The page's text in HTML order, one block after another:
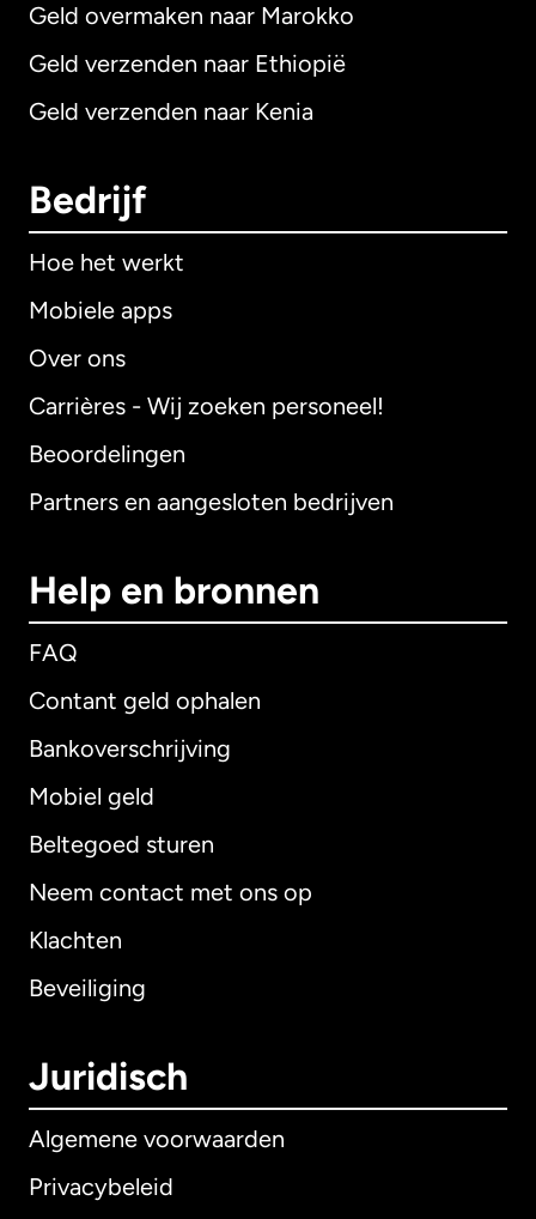
Geld overmaken naar Marokko
Geld verzenden naar Ethiopië
Geld verzenden naar Kenia
Bedrijf
Hoe het werkt
Mobiele apps
Over ons
Carrières - Wij zoeken personeel!
Beoordelingen
Partners en aangesloten bedrijven
Help en bronnen
FAQ
Contant geld ophalen
Bankoverschrijving
Mobiel geld
Beltegoed sturen
Neem contact met ons op
Klachten
Beveiliging
Juridisch
Algemene voorwaarden
Privacybeleid